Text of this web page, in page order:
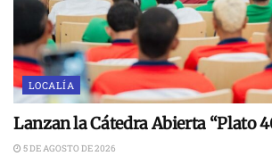
LOCALÍA
Lanzan la Cátedra Abierta “Plato
5 DE AGOSTO DE 2026